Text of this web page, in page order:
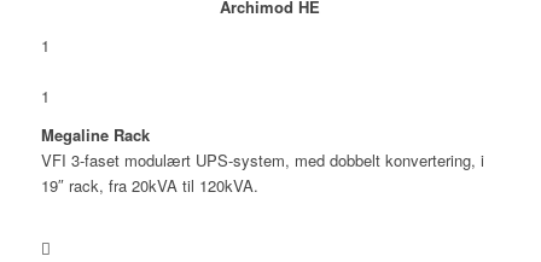
Archimod HE
1
1
Megaline Rack
VFI 3-faset modulært UPS-system, med dobbelt konvertering, i
19″ rack, fra 20kVA til 120kVA.